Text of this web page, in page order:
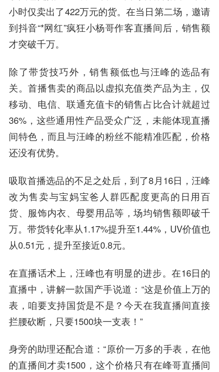
小时仅卖出了422万元的货。在当日第二场，邀请
到抖音“*网红”疯狂小杨哥作客直播间后，销售额
才突破千万。
除了带货技巧外，销售额低也与汪峰的选品有
关。首播售卖的商品以虚拟充值类产品为主，仅
移动、电信、联通充值卡的销售占比合计就超过
36%，这些通用性产品受众广泛，未能体现直播
间特色，而且与汪峰的粉丝不能精准匹配，价格
还没有优势。
吸取首播选品的不足之处后，到了8月16日，汪峰
改为售卖与宝妈宝爸人群匹配度更高的日用百
货、服饰内衣、母婴用品等，场均销售额即破千
万。带货转化率从1.17%提升至1.44%，UV价值也
从0.51元，提升至接近0.8元。
在直播话术上，汪峰也有明显的进步。在16日的
直播中，讲解一款国产手说道：“这是价值上万的
表，咱要支持国货是不是？今天在我直播间直接
拦腰砍断，只要1500块一支表！”
身旁的助理还配合道：“原价一万多的手表，在他
的直播间才卖1500，这个价格只有在峰哥直播间